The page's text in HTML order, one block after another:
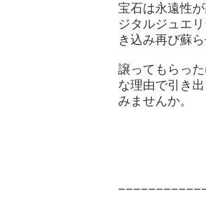
宝石は永遠性
ジタルジュエ
き込み再び蘇
譲ってもらっ
な理由で引き
みませんか。